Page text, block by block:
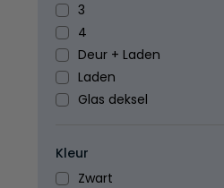
3
4
Deur + Laden
Laden
Glas deksel
Kleur
Zwart